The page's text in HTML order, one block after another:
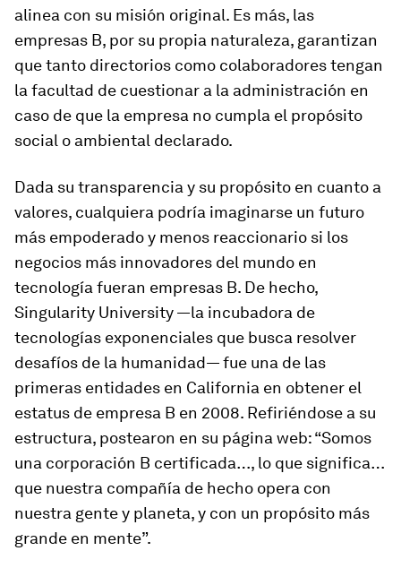
alinea con su misión original. Es más, las
empresas B, por su propia naturaleza, garantizan
que tanto directorios como colaboradores tengan
la facultad de cuestionar a la administración en
caso de que la empresa no cumpla el propósito
social o ambiental declarado.
Dada su transparencia y su propósito en cuanto a
valores, cualquiera podría imaginarse un futuro
más empoderado y menos reaccionario si los
negocios más innovadores del mundo en
tecnología fueran empresas B. De hecho,
Singularity University —la incubadora de
tecnologías exponenciales que busca resolver
desafíos de la humanidad— fue una de las
primeras entidades en California en obtener el
estatus de empresa B en 2008. Refiriéndose a su
estructura, postearon en su página web: “Somos
una corporación B certificada…, lo que significa…
que nuestra compañía de hecho opera con
nuestra gente y planeta, y con un propósito más
grande en mente”.